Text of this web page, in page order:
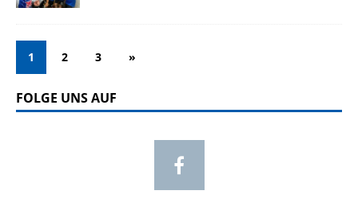
1 2 3 »
FOLGE UNS AUF